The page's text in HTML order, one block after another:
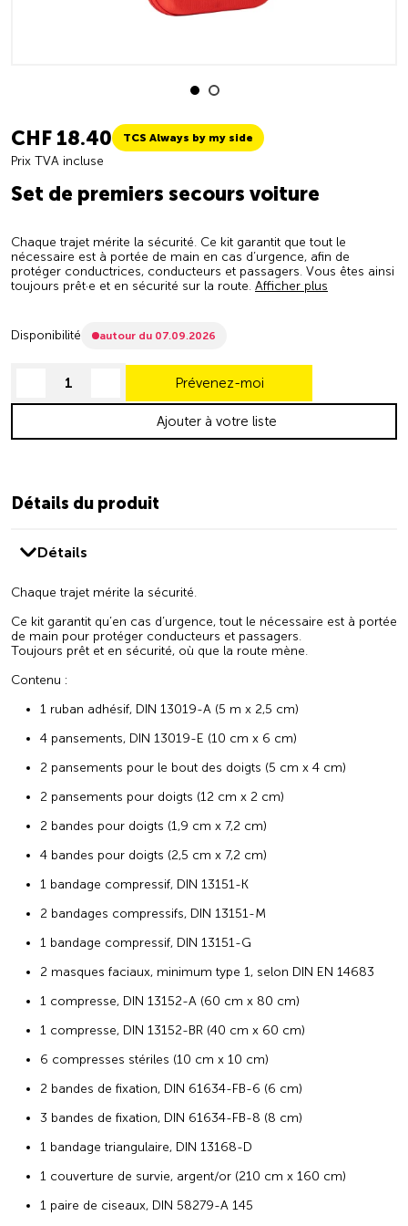
CHF 18.40 TCS Always by my side
Prix TVA incluse
Set de premiers secours voiture
Chaque trajet mérite la sécurité. Ce kit garantit que tout le
nécessaire est à portée de main en cas d’urgence, afin de
protéger conductrices, conducteurs et passagers. Vous êtes ainsi
toujours prêt·e et en sécurité sur la route. Afficher plus
Disponibilité autour du 07.09.2026
decrease quantityincrease quantityPrévenez-moi
Ajouter à votre liste
Détails du produit
Détails
Chaque trajet mérite la sécurité.
Ce kit garantit qu’en cas d’urgence, tout le nécessaire est à portée
de main pour protéger conducteurs et passagers.
Toujours prêt et en sécurité, où que la route mène.
Contenu :
1 ruban adhésif, DIN 13019-A (5 m x 2,5 cm)
4 pansements, DIN 13019-E (10 cm x 6 cm)
2 pansements pour le bout des doigts (5 cm x 4 cm)
2 pansements pour doigts (12 cm x 2 cm)
2 bandes pour doigts (1,9 cm x 7,2 cm)
4 bandes pour doigts (2,5 cm x 7,2 cm)
1 bandage compressif, DIN 13151-K
2 bandages compressifs, DIN 13151-M
1 bandage compressif, DIN 13151-G
2 masques faciaux, minimum type 1, selon DIN EN 14683
1 compresse, DIN 13152-A (60 cm x 80 cm)
1 compresse, DIN 13152-BR (40 cm x 60 cm)
6 compresses stériles (10 cm x 10 cm)
2 bandes de fixation, DIN 61634-FB-6 (6 cm)
3 bandes de fixation, DIN 61634-FB-8 (8 cm)
1 bandage triangulaire, DIN 13168-D
1 couverture de survie, argent/or (210 cm x 160 cm)
1 paire de ciseaux, DIN 58279-A 145